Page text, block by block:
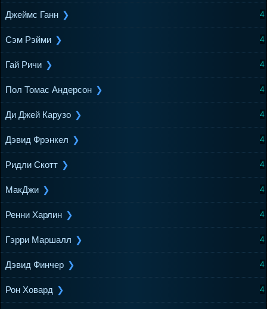
Джеймс Ганн 4
Сэм Рэйми 4
Гай Ричи 4
Пол Томас Андерсон 4
Ди Джей Карузо 4
Дэвид Фрэнкел 4
Ридли Скотт 4
МакДжи 4
Ренни Харлин 4
Гэрри Маршалл 4
Дэвид Финчер 4
Рон Ховард 4